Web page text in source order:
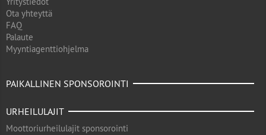
Ota yhteyttä
FAQ
Palaute
Myyntiagenttiohjelma
PAIKALLINEN SPONSOROINTI
URHEILULAJIT
Moottoriurheilulajit sponsorointi